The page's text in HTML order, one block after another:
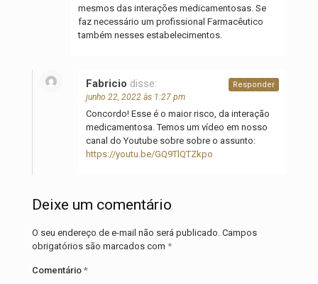
mesmos das interações medicamentosas. Se
faz necessário um profissional Farmacêutico
também nesses estabelecimentos.
Fabricio disse:
junho 22, 2022 às 1:27 pm
Concordo! Esse é o maior risco, da interação
medicamentosa. Temos um vídeo em nosso
canal do Youtube sobre sobre o assunto:
https://youtu.be/GQ9TlQTZkpo
Responder
Deixe um comentário
O seu endereço de e-mail não será publicado. Campos
obrigatórios são marcados com *
Comentário *